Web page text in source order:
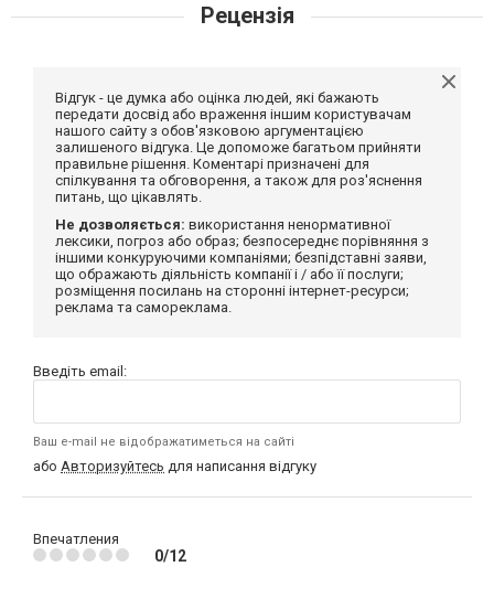
Рецензія
Відгук - це думка або оцінка людей, які бажають
передати досвід або враження іншим користувачам
нашого сайту з обов'язковою аргументацією
залишеного відгука. Це допоможе багатьом прийняти
правильне рішення. Коментарі призначені для
спілкування та обговорення, а також для роз'яснення
питань, що цікавлять.
Не дозволяється: використання ненормативної
лексики, погроз або образ; безпосереднє порівняння з
іншими конкуруючими компаніями; безпідставні заяви,
що ображають діяльність компанії і / або її послуги;
розміщення посилань на сторонні інтернет-ресурси;
реклама та самореклама.
Введіть email:
Ваш e-mail не відображатиметься на сайті
або Авторизуйтесь для написання відгуку
Впечатления
0/12